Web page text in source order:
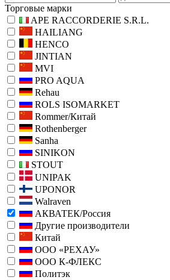
Торговые марки
APE RACCORDERIE S.R.L.
HAILIANG
HENCO
JINTIAN
MVI
PRO AQUA
Rehau
ROLS ISOMARKET
Rommer/Китай
Rothenberger
Sanha
SINIKON
STOUT
UNIPAK
UPONOR
Walraven
АКВАТЕК/Россия
Другие производители
Китай
ООО «РЕХАУ»
ООО К-ФЛЕКС
Политэк